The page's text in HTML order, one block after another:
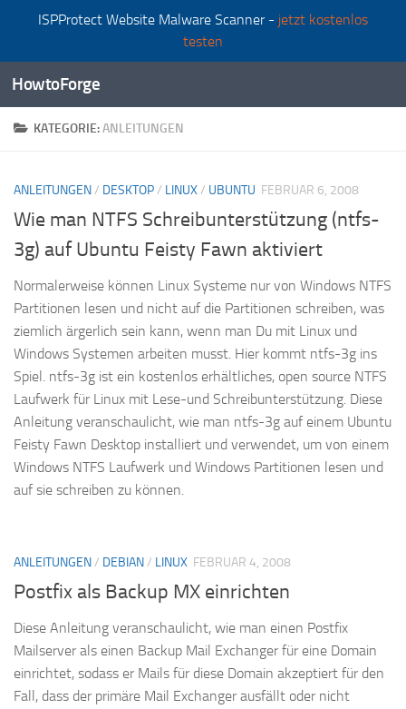
ISPProtect Website Malware Scanner - jetzt kostenlos
testen
Zum Inhalt springen
HowtoForge
KATEGORIE:ANLEITUNGEN
ANLEITUNGEN/ DESKTOP/ LINUX/ UBUNTU FEBRUAR 6, 2008
Wie man NTFS Schreibunterstützung (ntfs-
3g) auf Ubuntu Feisty Fawn aktiviert
Normalerweise können Linux Systeme nur von Windows NTFS
Partitionen lesen und nicht auf die Partitionen schreiben, was
ziemlich ärgerlich sein kann, wenn man Du mit Linux und
Windows Systemen arbeiten musst. Hier kommt ntfs-3g ins
Spiel. ntfs-3g ist ein kostenlos erhältliches, open source NTFS
Laufwerk für Linux mit Lese-und Schreibunterstützung. Diese
Anleitung veranschaulicht, wie man ntfs-3g auf einem Ubuntu
Feisty Fawn Desktop installiert und verwendet, um von einem
Windows NTFS Laufwerk und Windows Partitionen lesen und
auf sie schreiben zu können.
ANLEITUNGEN/ DEBIAN/ LINUX FEBRUAR 4, 2008
Postfix als Backup MX einrichten
Diese Anleitung veranschaulicht, wie man einen Postfix
Mailserver als einen Backup Mail Exchanger für eine Domain
einrichtet, sodass er Mails für diese Domain akzeptiert für den
Fall, dass der primäre Mail Exchanger ausfällt oder nicht